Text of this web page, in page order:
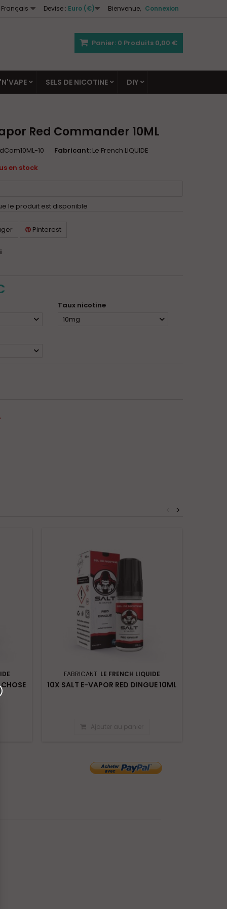
Bienvenue, Connexion
Devise : Euro (€)
Français
Panier: 0 Produits 0,00 €
SELS DE NICOTINE DIY
Red Commander 10ML
10 Fabricant: Le French LIQUIDE
en stock
le produit est disponible
Pinterest
Taux nicotine
10mg
>
FABRICANT: LE FRENCH LIQUIDE
10X SALT E-VAPOR RED DINGUE 10ML
Ajouter au panier